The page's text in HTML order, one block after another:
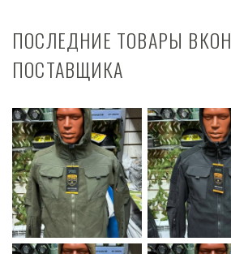
ПОСЛЕДНИЕ ТОВАРЫ
ПОСТАВЩИКА